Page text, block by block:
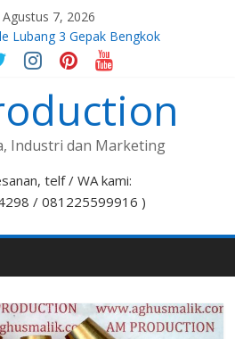
Agustus 7, 2026
Lubang 3 Gepak Bengkok
Kompor Gas M8x1,0
Kompor Gas M8x1,25
Lubang 7 Stelan Bengkok
Lubang 5 Gepak Bengkok
Industri dan Marketing
telf / WA kami:
/ 081225599916 )